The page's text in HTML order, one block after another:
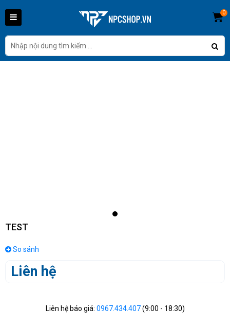
0
TEST
So sánh
Liên hệ
Liên hệ báo giá: 0967.434.407(9:00 - 18:30)